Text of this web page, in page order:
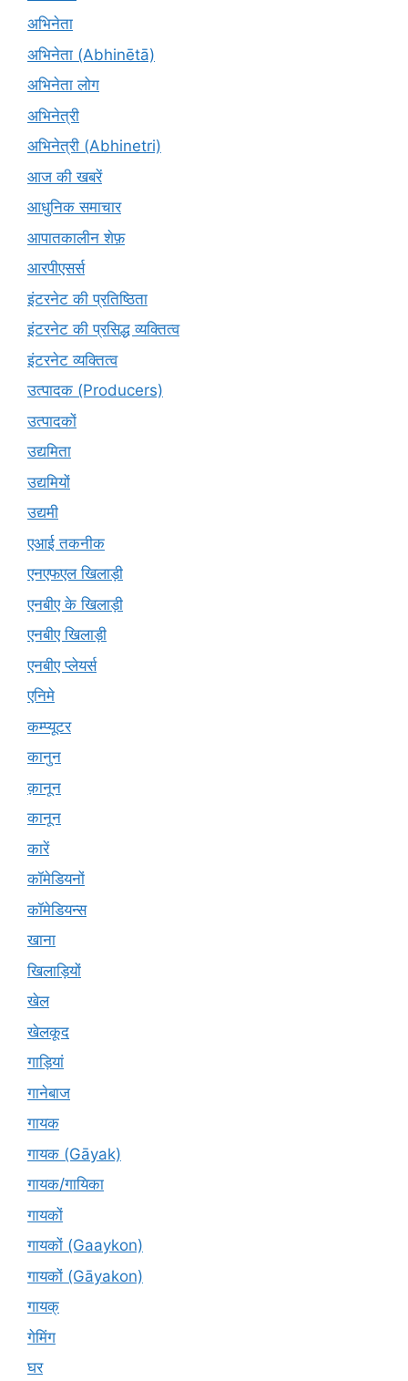
अभिनेता
अभिनेता (Abhinētā)
अभिनेता लोग
अभिनेत्री
अभिनेत्री (Abhinetri)
आज की खबरें
आधुनिक समाचार
आपातकालीन शेफ़
आरपीएसर्स
इंटरनेट की प्रतिष्ठिता
इंटरनेट की प्रसिद्ध व्यक्तित्व
इंटरनेट व्यक्तित्व
उत्पादक (Producers)
उत्पादकों
उद्यमिता
उद्यमियों
उद्यमी
एआई तकनीक
एनएफएल खिलाड़ी
एनबीए के खिलाड़ी
एनबीए खिलाड़ी
एनबीए प्लेयर्स
एनिमे
कम्प्यूटर
कानुन
क़ानून
कानून
कारें
कॉमेडियनों
कॉमेडियन्स
खाना
खिलाड़ियों
खेल
खेलकूद
गाड़ियां
गानेबाज
गायक
गायक (Gāyak)
गायक/गायिका
गायकों
गायकों (Gaaykon)
गायकों (Gāyakon)
गायक्
गेमिंग
घर